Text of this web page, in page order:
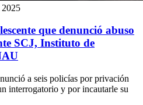
que denunció abuso
SCJ, Instituto de
a seis policías por privación
interrogatorio y por incautarle su